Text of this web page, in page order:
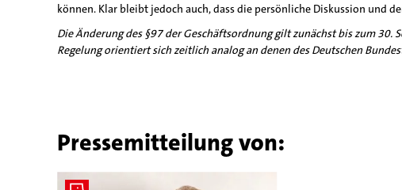
können. Klar bleibt jedoch auch, dass die persönliche Diskussion und
Die Änderung des §97 der Geschäftsordnung gilt zunächst bis zum
Regelung orientiert sich zeitlich analog an denen des Deutschen
Pressemitteilung von: